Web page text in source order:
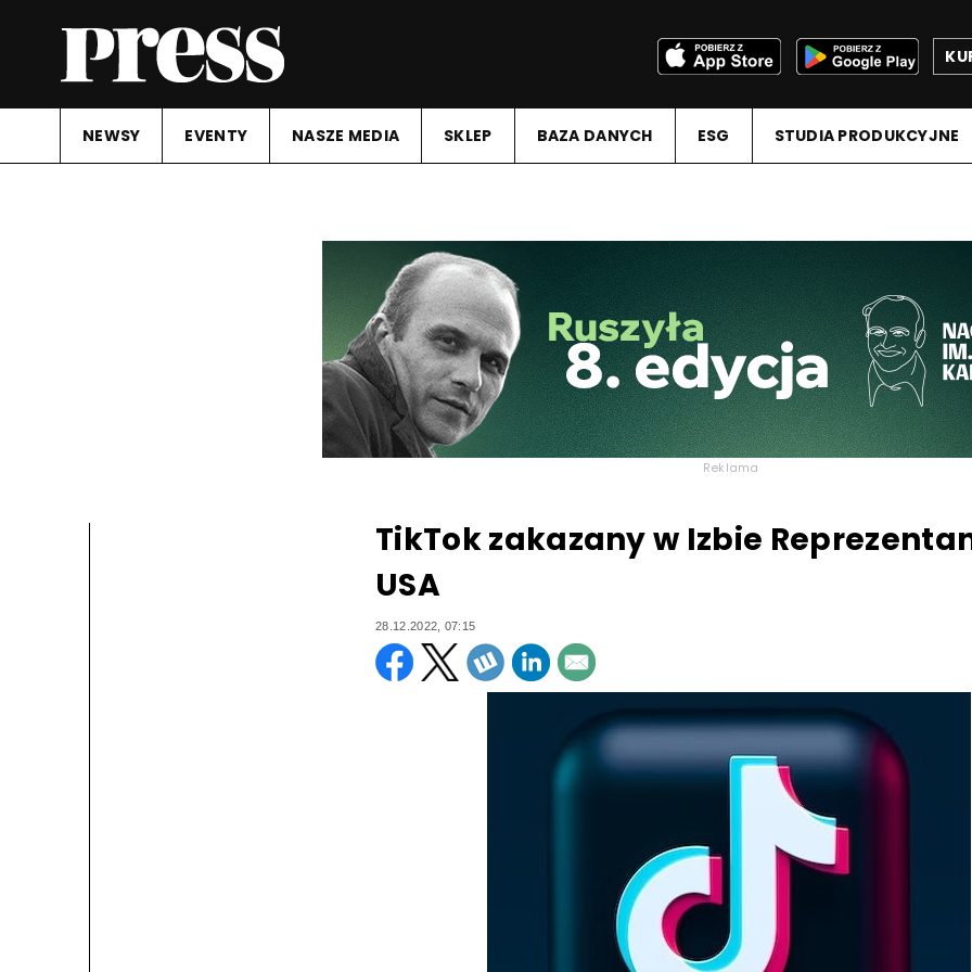
NEWSY EVENTY NASZE MEDIA SKLEP BAZA DANYCH ESG STUDIA PRODUKCYJNE
Reklama
TikTok zakazany w Izbie
USA
28.12.2022, 07:15